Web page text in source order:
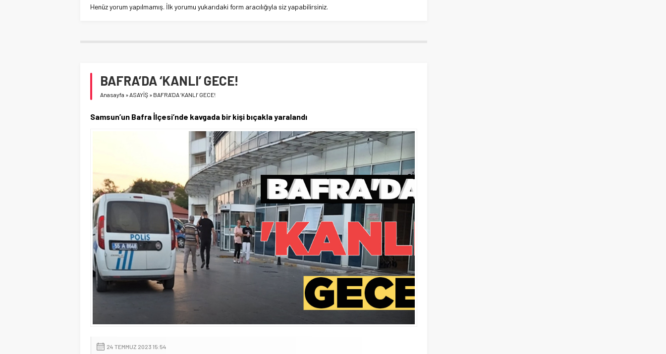
Henüz yorum yapılmamış. İlk yorumu yukarıdaki form aracılığıyla siz yapabilirsiniz.
BAFRA’DA ‘KANLI’ GECE!
Anasayfa »ASAYİŞ » BAFRA’DA ‘KANLI’ GECE!
Samsun’un Bafra İlçesi’nde kavgada bir kişi bıçakla yaralandı
24 TEMMUZ 2023 15:54